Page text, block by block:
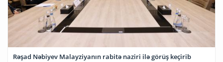
Rəşad Nəbiyev Malayziyanın rabitə naziri ilə görüş keçirib